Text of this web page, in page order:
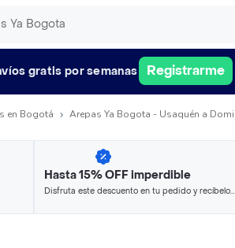
gratis por semanas Registrarme
en Bogotá Arepas Ya Bogota - Usaquén a
Hasta 15% OFF imperdible
Disfruta este descuento en tu pedido y recíbelo